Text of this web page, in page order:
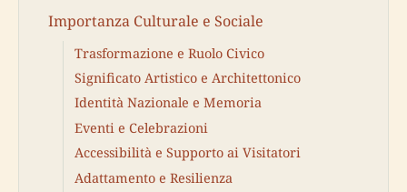
Importanza Culturale e Sociale
Trasformazione e Ruolo Civico
Significato Artistico e Architettonico
Identità Nazionale e Memoria
Eventi e Celebrazioni
Accessibilità e Supporto ai Visitatori
Adattamento e Resilienza